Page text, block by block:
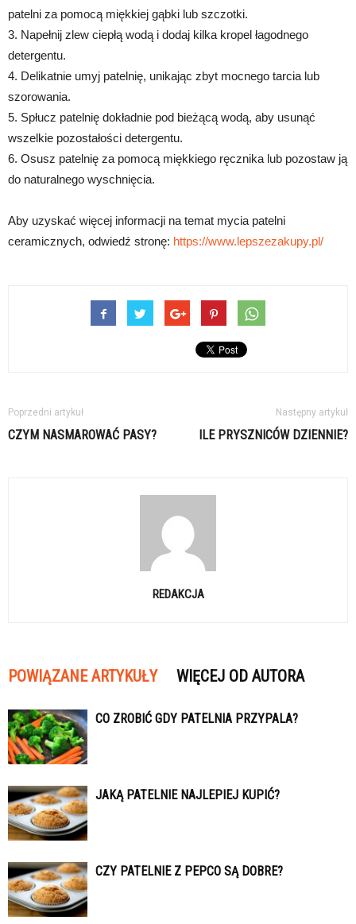
patelni za pomocą miękkiej gąbki lub szczotki.
3. Napełnij zlew ciepłą wodą i dodaj kilka kropel łagodnego
detergentu.
4. Delikatnie umyj patelnię, unikając zbyt mocnego tarcia lub
szorowania.
5. Spłucz patelnię dokładnie pod bieżącą wodą, aby usunąć
wszelkie pozostałości detergentu.
6. Osusz patelnię za pomocą miękkiego ręcznika lub pozostaw ją
do naturalnego wyschnięcia.
Aby uzyskać więcej informacji na temat mycia patelni
ceramicznych, odwiedź stronę: https://www.lepszezakupy.pl/
Poprzedni artykuł
CZYM NASMAROWAĆ PASY?
Następny artykuł
ILE PRYSZNICÓW DZIENNIE?
REDAKCJA
POWIĄZANE ARTYKUŁY WIĘCEJ OD AUTORA
CO ZROBIĆ GDY PATELNIA PRZYPALA?
JAKĄ PATELNIE NAJLEPIEJ KUPIĆ?
CZY PATELNIE Z PEPCO SĄ DOBRE?